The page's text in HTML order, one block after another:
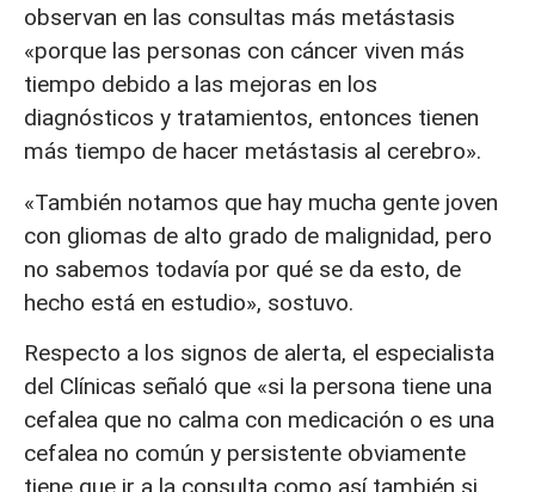
observan en las consultas más metástasis
«porque las personas con cáncer viven más
tiempo debido a las mejoras en los
diagnósticos y tratamientos, entonces tienen
más tiempo de hacer metástasis al cerebro».
«También notamos que hay mucha gente joven
con gliomas de alto grado de malignidad, pero
no sabemos todavía por qué se da esto, de
hecho está en estudio», sostuvo.
Respecto a los signos de alerta, el especialista
del Clínicas señaló que «si la persona tiene una
cefalea que no calma con medicación o es una
cefalea no común y persistente obviamente